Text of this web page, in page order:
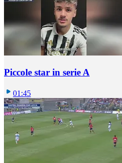
Piccole star in serie A
01:45